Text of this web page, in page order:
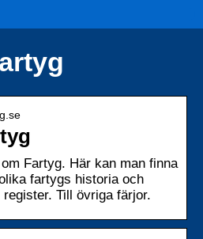
Fartyg. Här kan man finna
fartygs historia och
Till övriga färjor.